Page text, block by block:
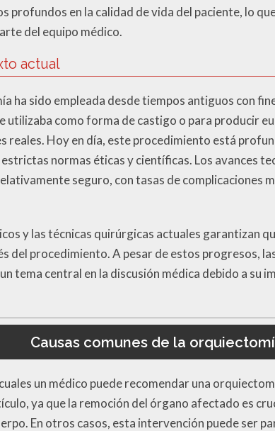
profundos en la calidad de vida del paciente, lo
del equipo médico.
actual
ha sido empleada desde tiempos antiguos con
utilizaba como forma de castigo o para producir
reales. Hoy en día, este procedimiento está
normas éticas y científicas. Los avances
seguro, con tasas de complicaciones
y las técnicas quirúrgicas actuales garantizan
del procedimiento. A pesar de estos progresos,
tema central en la discusión médica debido a su
Causas comunes de la
un médico puede recomendar una
ya que la remoción del órgano afectado es
En otros casos, esta intervención puede ser